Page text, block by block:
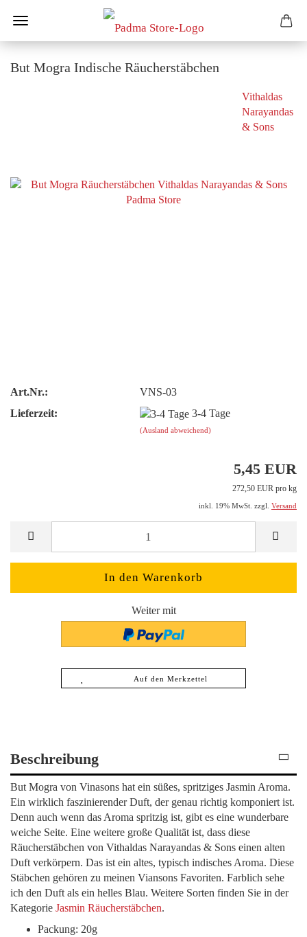
But Mogra Indische Räucherstäbchen
Vithaldas
Narayandas
& Sons
Art.Nr.:
VNS-03
Lieferzeit:
3-4 Tage
(Ausland abweichend)
5,45 EUR
272,50 EUR pro kg
inkl. 19% MwSt. zzgl. Versand
Weiter mit
Auf den Merkzettel
Beschreibung
But Mogra von Vinasons hat ein süßes, spritziges Jasmin Aroma.
Ein wirklich faszinierender Duft, der genau richtig komponiert ist.
Denn auch wenn das Aroma spritzig ist, gibt es eine wunderbare
weiche Seite. Eine weitere große Qualität ist, dass diese
Räucherstäbchen von Vithaldas Narayandas & Sons einen alten
Duft verkörpern. Das ist ein altes, typisch indisches Aroma. Diese
Stäbchen gehören zu meinen Viansons Favoriten. Farblich sehe
ich den Duft als ein helles Blau. Weitere Sorten finden Sie in der
Kategorie Jasmin Räucherstäbchen.
Packung: 20g